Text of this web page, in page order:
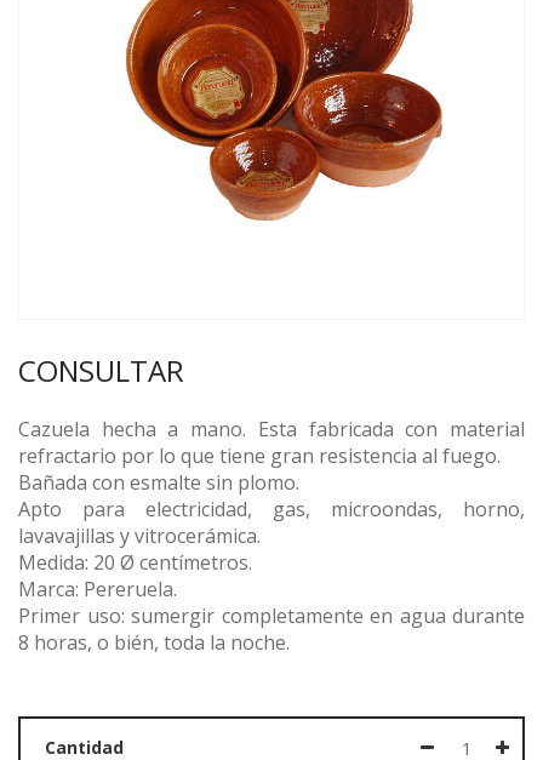
CONSULTAR
Cazuela hecha a mano. Esta fabricada con material
refractario por lo que tiene gran resistencia al fuego.
Bañada con esmalte sin plomo.
Apto para electricidad, gas, microondas, horno,
lavavajillas y vitrocerámica.
Medida: 20 Ø centímetros.
Marca: Pereruela.
Primer uso: sumergir completamente en agua durante
8 horas, o bién, toda la noche.
Cantidad